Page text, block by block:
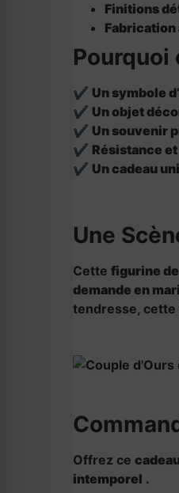
Finitions
Pourquoi
✔ Un symbole
✔ Un objet
✔ Un souvenir
✔ Résistance
✔ Un cadeau
Une
Cette figurine
demande en
tendresse, cette
Offrez ce
intemporel .